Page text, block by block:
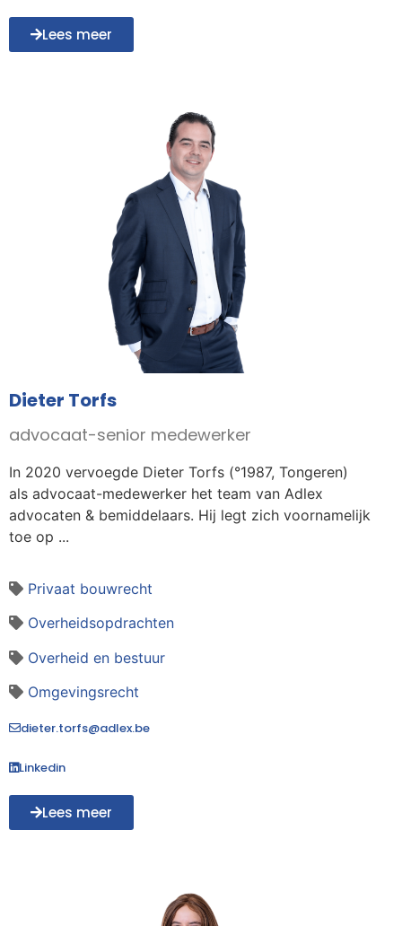
Lees meer
Dieter Torfs
advocaat-senior medewerker
In 2020 vervoegde Dieter Torfs (°1987, Tongeren)
als advocaat-medewerker het team van Adlex
advocaten & bemiddelaars. Hij legt zich voornamelijk
toe op ...
Privaat bouwrecht
Overheidsopdrachten
Overheid en bestuur
Omgevingsrecht
dieter.torfs@adlex.be
Linkedin
Lees meer